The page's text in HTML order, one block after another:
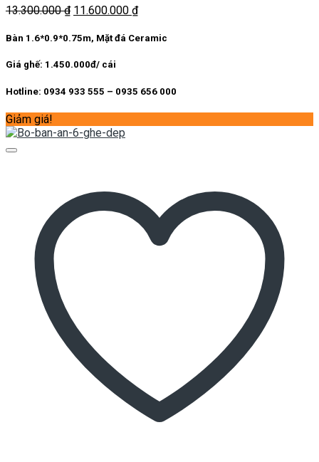
13.300.000₫ Giá
là:
11.600.000 ₫Giá
tại
Bàn 1.6*0.9*0.75m, Mặt đá Ceramic
Giá ghế: 1.450.000đ/ cái
Hotline: 0934 933 555 – 0935 656 000
Giảm giá!